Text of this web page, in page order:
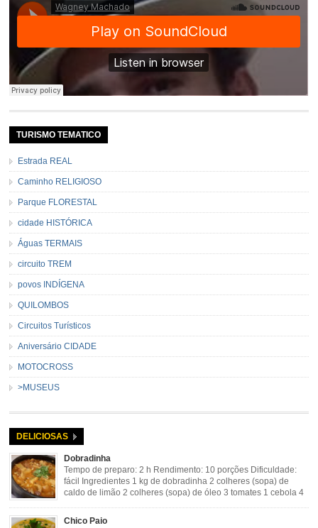
TURISMO TEMATICO
Estrada REAL
Caminho RELIGIOSO
Parque FLORESTAL
cidade HISTÓRICA
Águas TERMAIS
circuito TREM
povos INDÍGENA
QUILOMBOS
Circuitos Turísticos
Aniversário CIDADE
MOTOCROSS
>MUSEUS
DELICIOSAS
Dobradinha
Tempo de preparo: 2 h Rendimento: 10 porções Dificuldade:
fácil Ingredientes 1 kg de dobradinha 2 colheres (sopa) de
caldo de limão 2 colheres (sopa) de óleo 3 tomates 1 cebola 4
gosto Modo de Preparo: Lavar muito bem a dobradinha com limão. Deixar de
Chico Paio